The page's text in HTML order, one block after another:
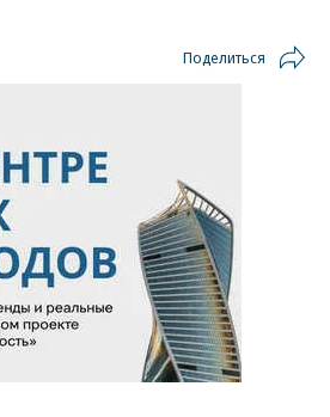
СССР и Афганистана. До 1997 года
Афганистана, в 1995 году
четыре раза избирался в Госдуму. С
от Смоленской области. До
первым зампредседателя комитета
в Совете Федерации
Шапошников/купить фото
Поделиться